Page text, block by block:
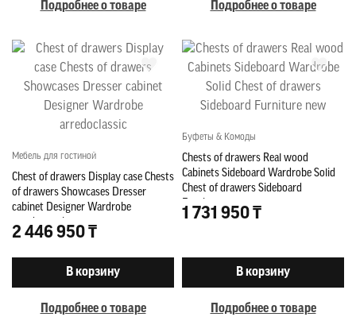
Подробнее о товаре Подробнее о товаре
Мебель для гостиной
Chest of drawers Display case Chests
of drawers Showcases Dresser
cabinet Designer Wardrobe
arredoclassic
2 446 950 ₸
В корзину
Подробнее о товаре
Буфеты & Комоды
Chests of drawers Real wood
Cabinets Sideboard Wardrobe Solid
Chest of drawers Sideboard
Furniture new
1 731 950 ₸
В корзину
Подробнее о товаре